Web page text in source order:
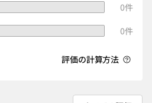
0件
0件
評価の計算方法